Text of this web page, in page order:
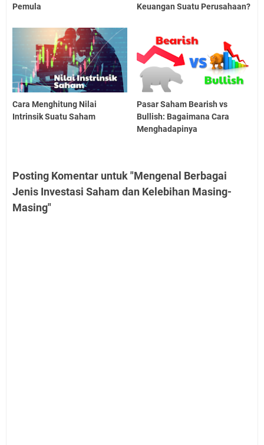
Pemula
Keuangan Suatu Perusahaan?
Cara Menghitung Nilai
Intrinsik Suatu Saham
Pasar Saham Bearish vs
Bullish: Bagaimana Cara
Menghadapinya
Posting Komentar untuk "Mengenal Berbagai
Jenis Investasi Saham dan Kelebihan Masing-
Masing"